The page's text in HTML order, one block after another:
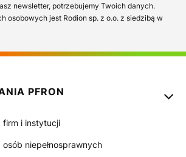
newsletter, potrzebujemy Twoich danych.
osobowych jest Rodion sp. z o.o. z siedzibą w
PFRON
firm i instytucji
niepełnosprawnych